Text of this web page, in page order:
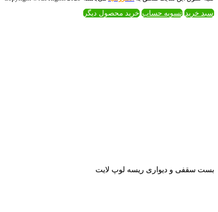
محصول دیگر
لایت